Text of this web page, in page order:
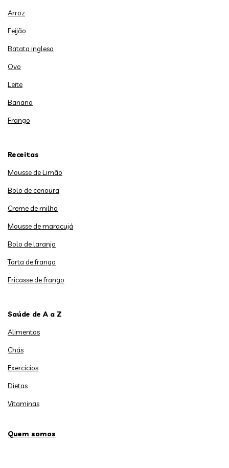
Arroz
Feijão
Batata inglesa
Ovo
Leite
Banana
Frango
Receitas
Mousse de Limão
Bolo de cenoura
Creme de milho
Mousse de maracujá
Bolo de laranja
Torta de frango
Fricasse de frango
Saúde de A a Z
Alimentos
Chás
Exercícios
Dietas
Vitaminas
Quem somos